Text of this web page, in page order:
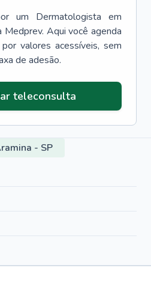
um Dermatologista em
Medprev. Aqui você agenda
valores acessíveis, sem
de adesão.
teleconsulta
- SP